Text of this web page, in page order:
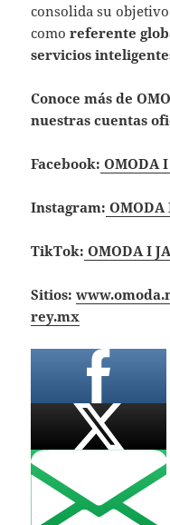
consolida su
comoreferente
servicios
Conoce más de
nuestras cuentas
Facebook: OMODA I
Instagram: OMODA
TikTok: OMODA I
Sitios:
rey.mx